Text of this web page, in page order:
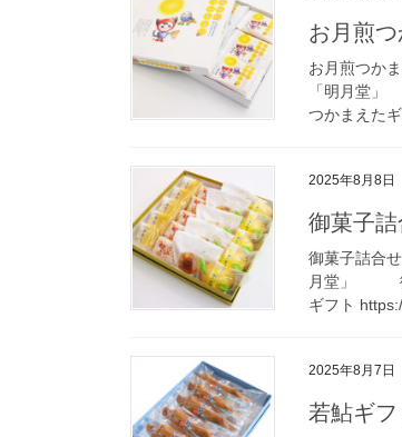
お月煎
お月煎つ
「明月堂
つかまえた
2025年8月8日
御菓子
御菓子詰
月堂」 御
ギフト
2025年8月7日
若鮎ギ